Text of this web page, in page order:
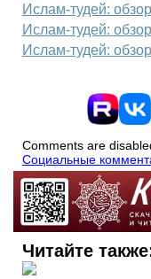
Ислам-тудей:
Ислам-тудей:
Ислам-тудей:
Comments are
Социальные
Читайте